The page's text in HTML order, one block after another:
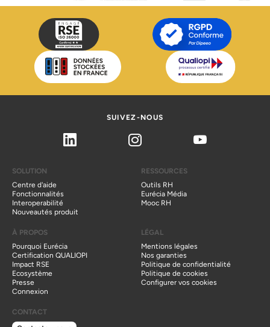
SUIVEZ-NOUS
Instagram Youtube
SOLUTION
Centre d'aide
Fonctionnalités
Interoperabilité
Nouveautés produit
RESSOURCES
Outils RH
Eurécia Média
Mooc RH
À PROPOS
Pourquoi Eurécia
Certification QUALIOPI
Impact RSE
Ecosystème
Presse
Connexion
LÉGAL
Mentions légales
Nos garanties
Politique de confidentialité
Politique de cookies
Configurer vos cookies
CONTACT